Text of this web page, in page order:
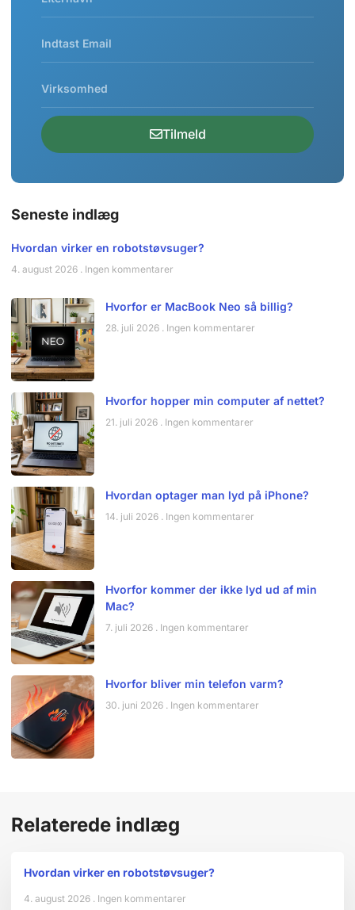
Tilmeld
Seneste indlæg
Hvordan virker en robotstøvsuger?
4. august 2026 Ingen kommentarer
Hvorfor er MacBook Neo så billig?
28. juli 2026 Ingen kommentarer
Hvorfor hopper min computer af nettet?
21. juli 2026 Ingen kommentarer
Hvordan optager man lyd på iPhone?
14. juli 2026 Ingen kommentarer
Hvorfor kommer der ikke lyd ud af min
Mac?
7. juli 2026 Ingen kommentarer
Hvorfor bliver min telefon varm?
30. juni 2026 Ingen kommentarer
Relaterede indlæg
Hvordan virker en robotstøvsuger?
4. august 2026 Ingen kommentarer